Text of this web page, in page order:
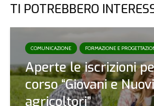
TI POTREBBERO
COMUNICAZIONE FORMAZIONE E
Aperte le iscrizioni
corso “Giovani e Nuovi
agricoltori”